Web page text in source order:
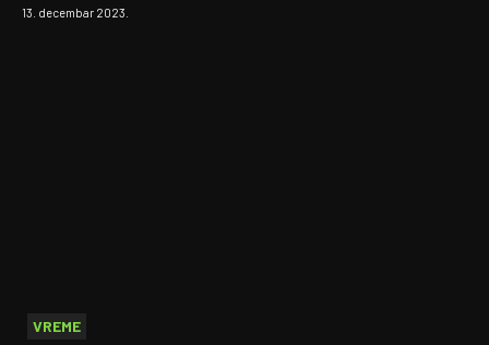
13. decembar 2023.
VREME